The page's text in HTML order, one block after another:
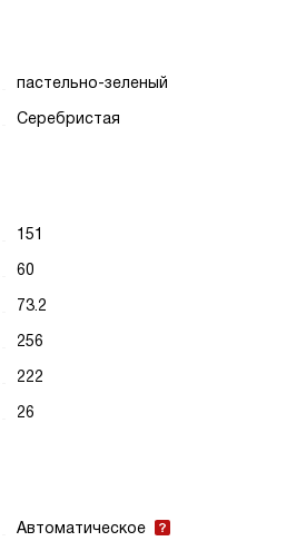
пастельно-зеленый
Серебристая
151
60
73.2
256
222
26
Автоматическое